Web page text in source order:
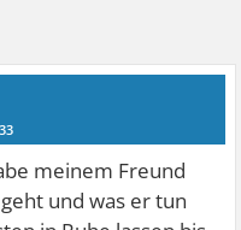
33
meinem Freund
und was er tun